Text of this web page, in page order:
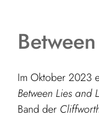
Im Oktober 2023
Between Lies and
Band der